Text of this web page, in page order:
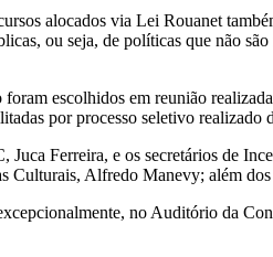
alocados via Lei Rouanet
ou seja, de políticas que não
escolhidos em reunião
por processo seletivo
Ferreira, e os secretários de
Alfredo Manevy; além
no Auditório da